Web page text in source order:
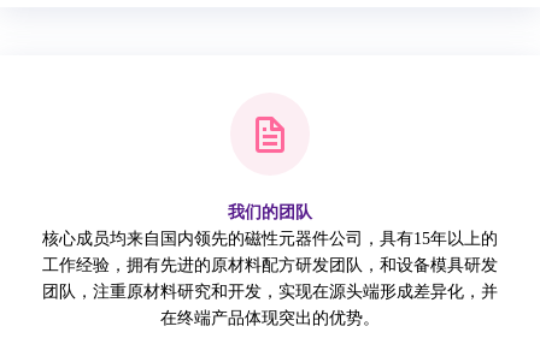
我们的团队
核心成员均来自国内领先的磁性元器件公司，具有15年以上的
工作经验，拥有先进的原材料配方研发团队，和设备模具研发
团队，注重原材料研究和开发，实现在源头端形成差异化，并
在终端产品体现突出的优势。